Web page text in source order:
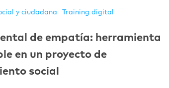
y ciudadana Training digital
de empatía: herramienta
en un proyecto de
social